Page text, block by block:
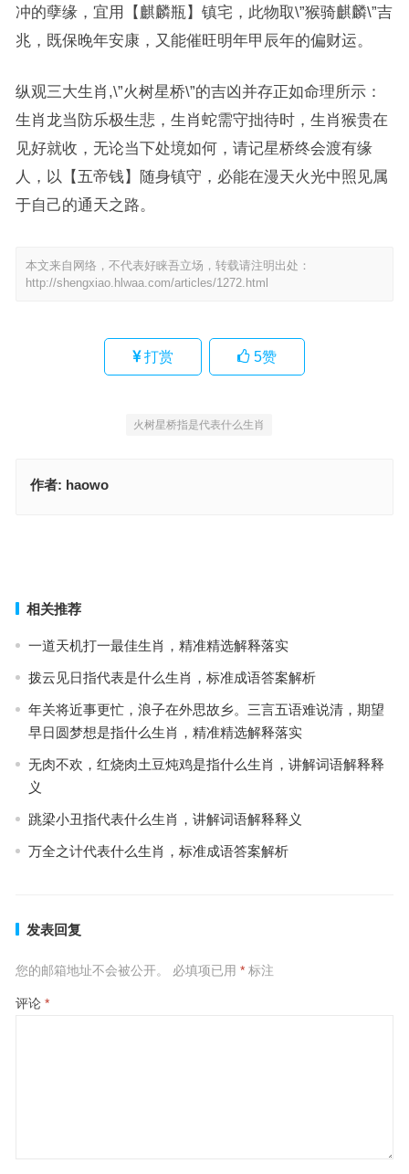
冲的孽缘，宜用【麒麟瓶】镇宅，此物取\”猴骑麒麟\”吉
兆，既保晚年安康，又能催旺明年甲辰年的偏财运。
纵观三大生肖,\”火树星桥\”的吉凶并存正如命理所示：
生肖龙当防乐极生悲，生肖蛇需守拙待时，生肖猴贵在
见好就收，无论当下处境如何，请记星桥终会渡有缘
人，以【五帝钱】随身镇守，必能在漫天火光中照见属
于自己的通天之路。
本文来自网络，不代表好睐吾立场，转载请注明出处：
http://shengxiao.hlwaa.com/articles/1272.html
打赏 5赞
火树星桥指是代表什么生肖
作者: haowo
相关推荐
一道天机打一最佳生肖，精准精选解释落实
拨云见日指代表是什么生肖，标准成语答案解析
年关将近事更忙，浪子在外思故乡。三言五语难说清，期望
早日圆梦想是指什么生肖，精准精选解释落实
无肉不欢，红烧肉土豆炖鸡是指什么生肖，讲解词语解释释
义
跳梁小丑指代表什么生肖，讲解词语解释释义
万全之计代表什么生肖，标准成语答案解析
发表回复
您的邮箱地址不会被公开。 必填项已用 *标注
评论 *